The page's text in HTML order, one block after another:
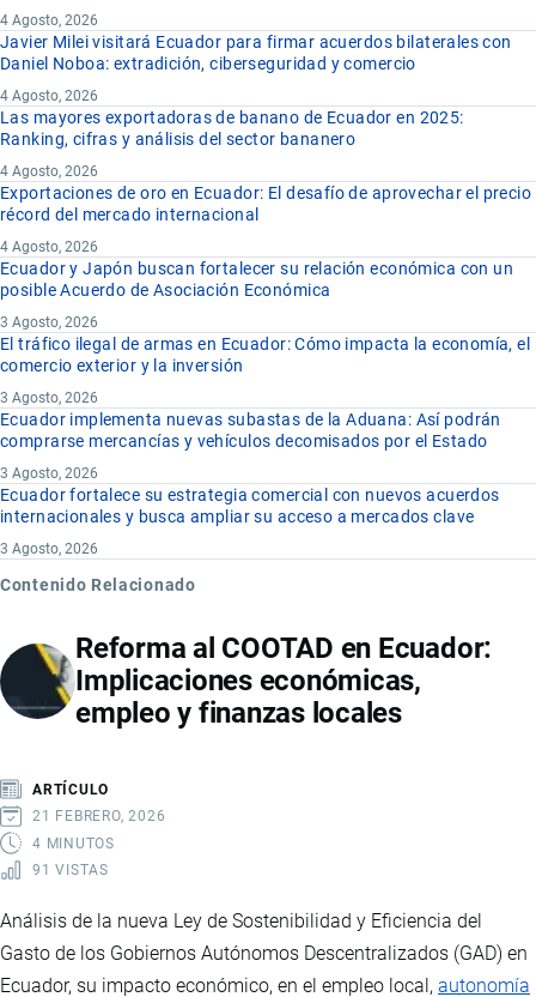
4 Agosto, 2026
Javier Milei visitará Ecuador para firmar acuerdos bilaterales con
Daniel Noboa: extradición, ciberseguridad y comercio
4 Agosto, 2026
Las mayores exportadoras de banano de Ecuador en 2025:
Ranking, cifras y análisis del sector bananero
4 Agosto, 2026
Exportaciones de oro en Ecuador: El desafío de aprovechar el precio
récord del mercado internacional
4 Agosto, 2026
Ecuador y Japón buscan fortalecer su relación económica con un
posible Acuerdo de Asociación Económica
3 Agosto, 2026
El tráfico ilegal de armas en Ecuador: Cómo impacta la economía, el
comercio exterior y la inversión
3 Agosto, 2026
Ecuador implementa nuevas subastas de la Aduana: Así podrán
comprarse mercancías y vehículos decomisados por el Estado
3 Agosto, 2026
Ecuador fortalece su estrategia comercial con nuevos acuerdos
internacionales y busca ampliar su acceso a mercados clave
3 Agosto, 2026
Contenido Relacionado
Reforma al COOTAD en Ecuador:
Implicaciones económicas,
empleo y finanzas locales
ARTÍCULO
21 FEBRERO, 2026
4 MINUTOS
91 VISTAS
Análisis de la nueva Ley de Sostenibilidad y Eficiencia del
Gasto de los Gobiernos Autónomos Descentralizados (GAD) en
Ecuador, su impacto económico, en el empleo local, autonomía